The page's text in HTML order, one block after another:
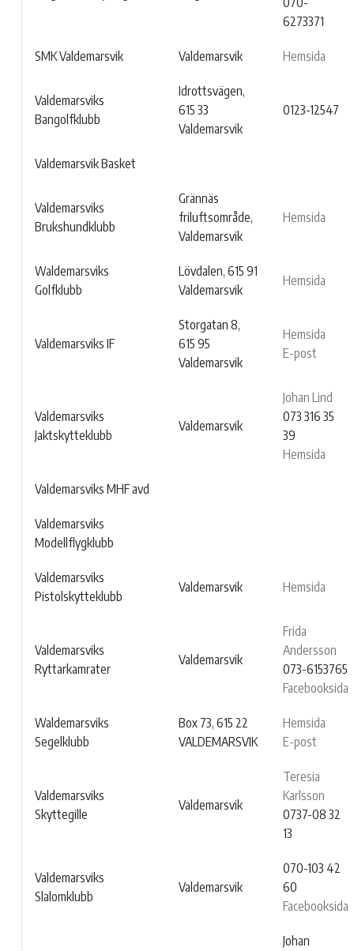
6273371
SMK Valdemarsvik Valdemarsvik Hemsida
Valdemarsviks
Bangolfklubb
Idrottsvägen,
615 33
Valdemarsvik
0123-12547
Valdemarsvik Basket
Valdemarsviks
Brukshundklubb
Grännäs
friluftsområde,
Valdemarsvik
Hemsida
Waldemarsviks
Golfklubb
Lövdalen, 615 91
Valdemarsvik
Hemsida
Valdemarsviks IF
Storgatan 8,
615 95
Valdemarsvik
Hemsida
E-post
Valdemarsviks
Jaktskytteklubb
Valdemarsvik
Johan Lind
073 316 35
39
Hemsida
Valdemarsviks MHF avd
Valdemarsviks
Modellflygklubb
Valdemarsviks
Pistolskytteklubb
Valdemarsvik Hemsida
Valdemarsviks
Ryttarkamrater
Valdemarsvik
Frida
Andersson
073-6153765
Facebooksida
Waldemarsviks
Segelklubb
Box 73, 615 22
VALDEMARSVIK
Hemsida
E-post
Valdemarsviks
Skyttegille
Valdemarsvik
Teresia
Karlsson
0737-08 32
13
Valdemarsviks
Slalomklubb
Valdemarsvik
070-103 42
60
Facebooksida
Johan